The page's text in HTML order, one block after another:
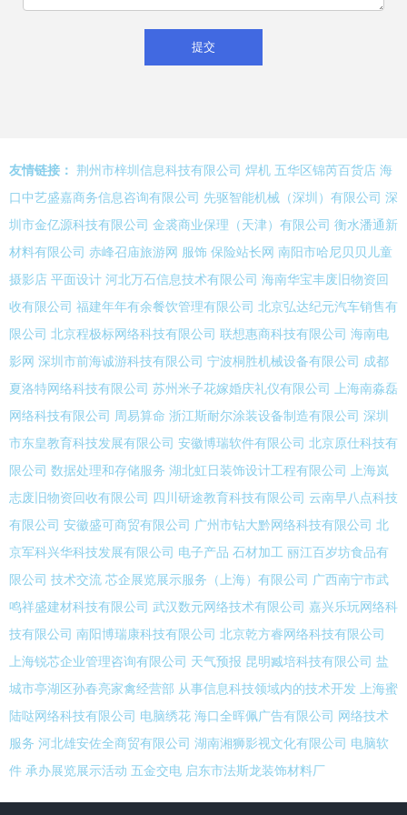
友情链接： 荆州市梓圳信息科技有限公司 焊机 五华区锦芮百货店 海
口中艺盛嘉商务信息咨询有限公司 先驱智能机械（深圳）有限公司 深
圳市金亿源科技有限公司 金裘商业保理（天津）有限公司 衡水潘通新
材料有限公司 赤峰召庙旅游网 服饰 保险站长网 南阳市哈尼贝贝儿童
摄影店 平面设计 河北万石信息技术有限公司 海南华宝丰废旧物资回
收有限公司 福建年年有余餐饮管理有限公司 北京弘达纪元汽车销售有
限公司 北京程极标网络科技有限公司 联想惠商科技有限公司 海南电
影网 深圳市前海诚游科技有限公司 宁波桐胜机械设备有限公司 成都
夏洛特网络科技有限公司 苏州米子花嫁婚庆礼仪有限公司
上海南淼磊
网络科技有限公司
周易算命 浙江斯耐尔涂装设备制造有限公司 深圳
市东皇教育科技发展有限公司 安徽博瑞软件有限公司 北京原仕科技有
限公司 数据处理和存储服务 湖北虹日装饰设计工程有限公司
上海岚
志废旧物资回收有限公司 四川研途教育科技有限公司 云南早八点科技
有限公司 安徽盛可商贸有限公司 广州市钻大黔网络科技有限公司 北
京军科兴华科技发展有限公司 电子产品 石材加工 丽江百岁坊食品有
限公司 技术交流 芯企展览展示服务（上海）有限公司 广西南宁市武
鸣祥盛建材科技有限公司 武汉数元网络技术有限公司 嘉兴乐玩网络科
技有限公司 南阳博瑞康科技有限公司 北京乾方睿网络科技有限公司
上海锐芯企业管理咨询有限公司 天气预报 昆明臧培科技有限公司 盐
城市亭湖区孙春亮家禽经营部 从事信息科技领域内的技术开发
上海蜜
陆哒网络科技有限公司 电脑绣花 海口全晖佩广告有限公司 网络技术
服务 河北雄安佐全商贸有限公司 湖南湘狮影视文化有限公司 电脑软
件 承办展览展示活动 五金交电 启东市法斯龙装饰材料厂